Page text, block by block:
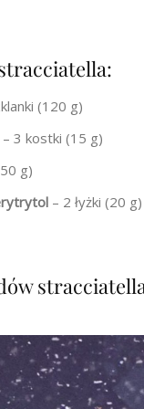
(120 g)
– 3 kostki (15 g)
g)
– 2 łyżki (20 g)